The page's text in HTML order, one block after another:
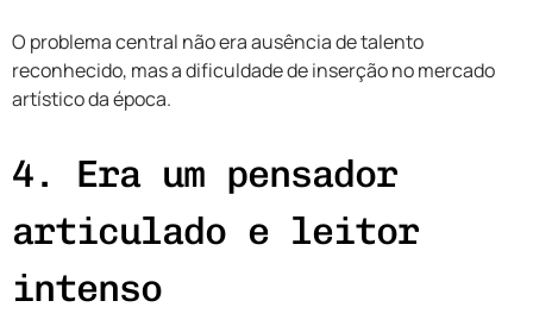
O problema central não era ausência de talento
reconhecido, mas a dificuldade de inserção no mercado
artístico da época.
4. Era um pensador
articulado e leitor
intenso